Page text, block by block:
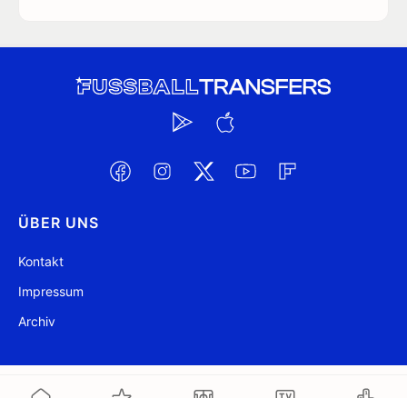
ÜBER UNS
Kontakt
Impressum
Archiv